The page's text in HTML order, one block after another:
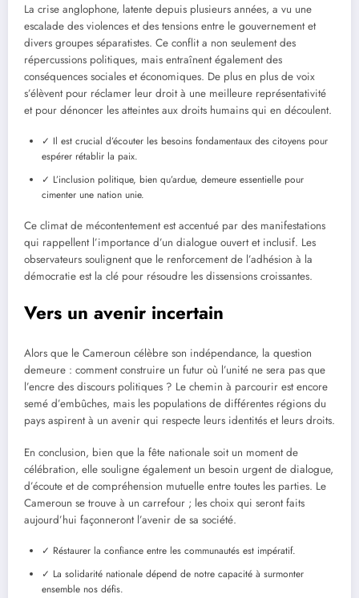
La crise anglophone, latente depuis plusieurs années, a vu une
escalade des violences et des tensions entre le gouvernement et
divers groupes séparatistes. Ce conflit a non seulement des
répercussions politiques, mais entraînent également des
conséquences sociales et économiques. De plus en plus de voix
s’élèvent pour réclamer leur droit à une meilleure représentativité
et pour dénoncer les atteintes aux droits humains qui en découlent.
✓ Il est crucial d’écouter les besoins fondamentaux des citoyens pour
espérer rétablir la paix.
✓ L’inclusion politique, bien qu’ardue, demeure essentielle pour
cimenter une nation unie.
Ce climat de mécontentement est accentué par des manifestations
qui rappellent l’importance d’un dialogue ouvert et inclusif. Les
observateurs soulignent que le renforcement de l’adhésion à la
démocratie est la clé pour résoudre les dissensions croissantes.
Vers un avenir incertain
Alors que le Cameroun célèbre son indépendance, la question
demeure : comment construire un futur où l’unité ne sera pas que
l’encre des discours politiques ? Le chemin à parcourir est encore
semé d’embûches, mais les populations de différentes régions du
pays aspirent à un avenir qui respecte leurs identités et leurs droits.
En conclusion, bien que la fête nationale soit un moment de
célébration, elle souligne également un besoin urgent de dialogue,
d’écoute et de compréhension mutuelle entre toutes les parties. Le
Cameroun se trouve à un carrefour ; les choix qui seront faits
aujourd’hui façonneront l’avenir de sa société.
✓ Réstaurer la confiance entre les communautés est impératif.
✓ La solidarité nationale dépend de notre capacité à surmonter
ensemble nos défis.